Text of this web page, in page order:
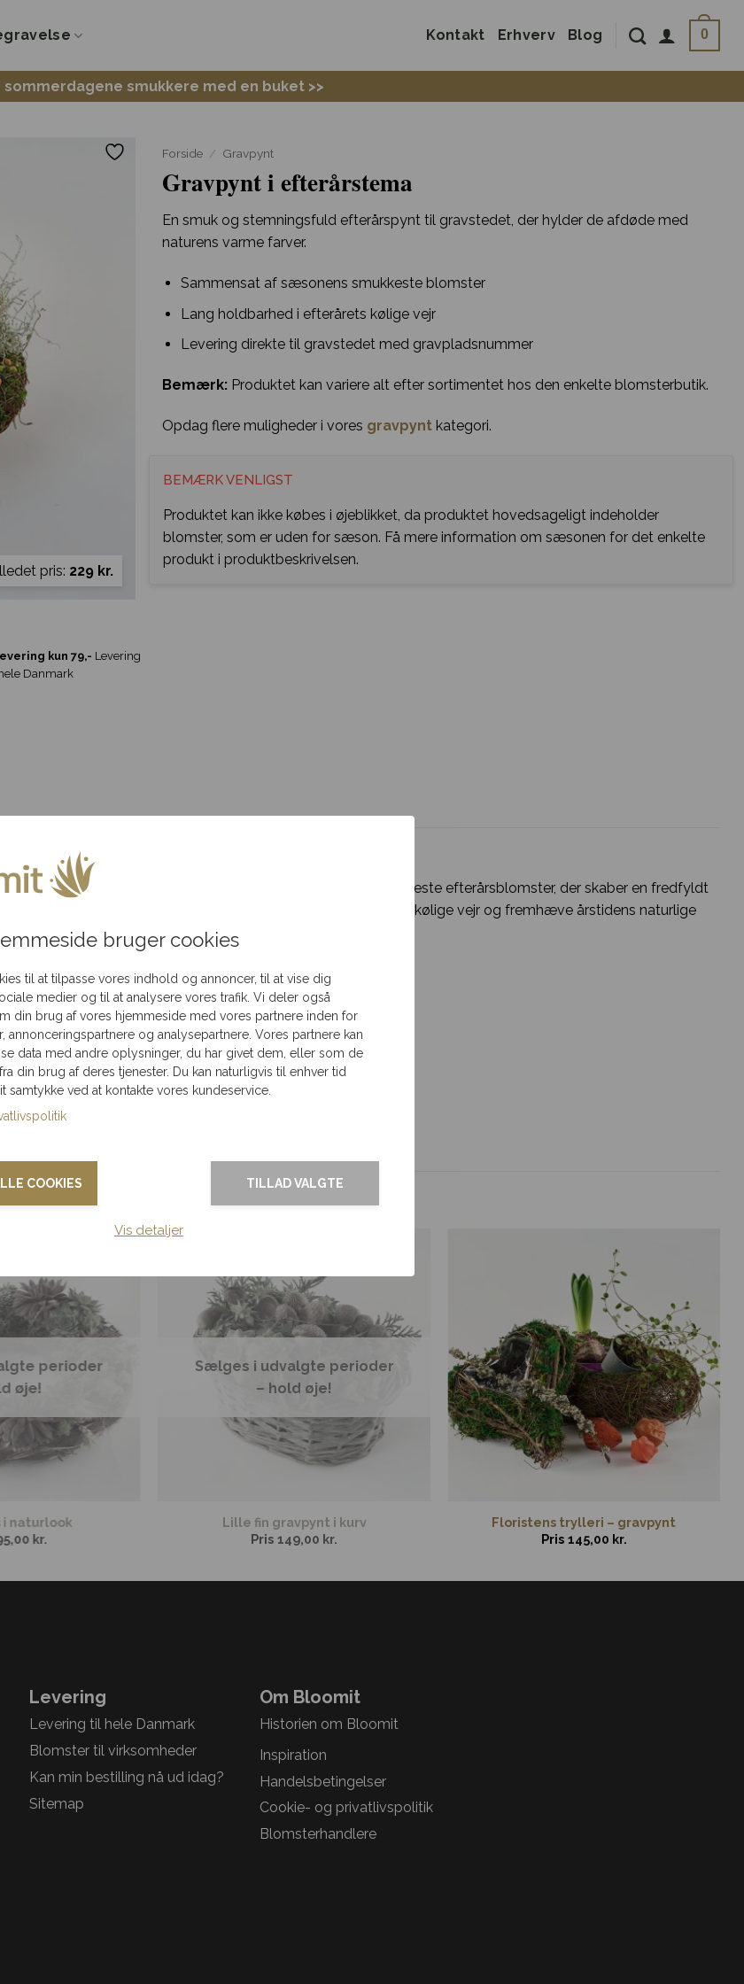
bruger cookies
til at tilpasse vores indhold og annoncer, til at vise dig
medier og til at analysere vores trafik. Vi deler også
din brug af vores hjemmeside med vores partnere inden for
annonceringspartnere og analysepartnere. Vores partnere kan
data med andre oplysninger, du har givet dem, eller som de
din brug af deres tjenester. Du kan naturligvis til enhver tid
samtykke ved at kontakte vores kundeservice.
COOKIES TILLAD VALGTE
Vis detaljer
Kontakt Erhverv Blog 0
sommerdagene smukkere med en buket >>
pris: 229 kr.
Levering kun 79,-Levering
Forside / Gravpynt
Gravpynt i efterårstema
En smuk og stemningsfuld efterårspynt til gravstedet, der hylder de afdøde med
naturens varme farver.
Sammensat af sæsonens smukkeste blomster
Lang holdbarhed i efterårets kølige vejr
Levering direkte til gravstedet med gravpladsnummer
Bemærk: Produktet kan variere alt efter sortimentet hos den enkelte blomsterbutik.
Opdag flere muligheder i vores gravpynt kategori.
BEMÆRK VENLIGST
Produktet kan ikke købes i øjeblikket, da produktet hovedsageligt indeholder
blomster, som er uden for sæson. Få mere information om sæsonen for det enkelte
produkt i produktbeskrivelsen.
en elsket på. Denne dekoration er sammensat af de smukkeste efterårsblomster, der skaber en fredfyldt
er valgt med omhu for at bevare deres skønhed i efterårets kølige vejr og fremhæve årstidens naturlige
gravpynt.
blomsterbutik.
perioder
øje!
i naturlook
kr.
Sælges i udvalgte perioder
– hold øje!
Lille fin gravpynt i kurv
Pris 149,00 kr.
Floristens trylleri – gravpynt
Pris 145,00 kr.
Levering
Levering til hele Danmark
Blomster til virksomheder
Kan min bestilling nå ud idag?
Sitemap
Om Bloomit
Historien om Bloomit
Inspiration
Handelsbetingelser
Cookie- og privatlivspolitik
Blomsterhandlere